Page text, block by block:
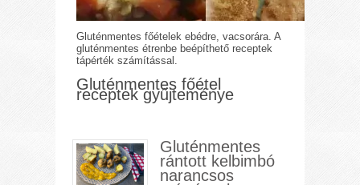
Gluténmentes főételek ebédre, vacsorára. A
gluténmentes étrenbe beépíthető receptek
tápérték számítással.
Gluténmentes főétel
receptek gyűjteménye
Gluténmentes
rántott kelbimbó
narancsos